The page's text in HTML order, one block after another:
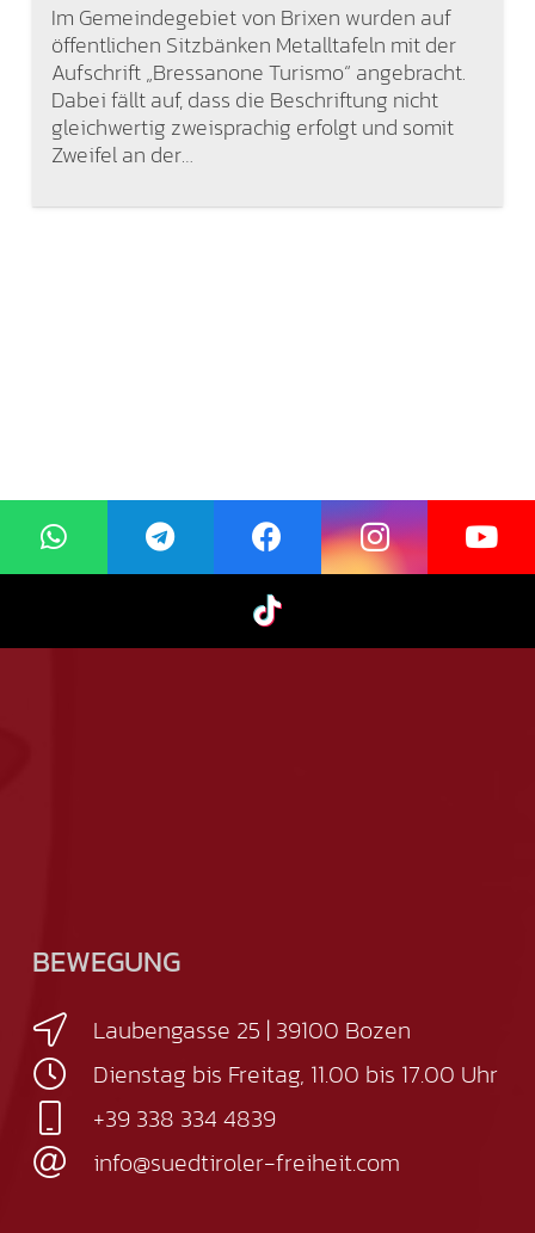
Im Gemeindegebiet von Brixen wurden auf
öffentlichen Sitzbänken Metalltafeln mit der
Aufschrift „Bressanone Turismo“ angebracht.
Dabei fällt auf, dass die Beschriftung nicht
gleichwertig zweisprachig erfolgt und somit
Zweifel an der…
BEWEGUNG
Laubengasse 25 | 39100 Bozen
Dienstag bis Freitag, 11.00 bis 17.00 Uhr
+39 338 334 4839
info@suedtiroler-freiheit.com